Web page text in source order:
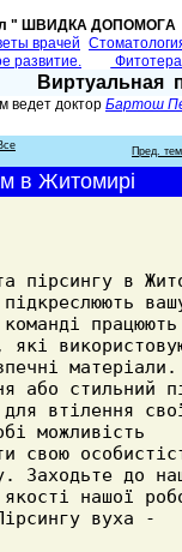
" ШВИДКА
врачей
развитие.
Виртуальная
ведет доктор Бартош
Пред.
в Житомирі
пірсингу в
які
або стильний
втілення
можливість
свою
Заходьте до
нашої
вуха -